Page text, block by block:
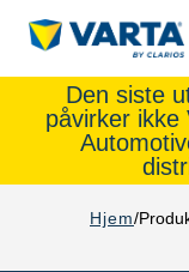
Den siste
påvirker ikke
Hjem